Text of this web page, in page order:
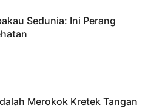
Sedunia: Ini Perang
Merokok Kretek Tangan